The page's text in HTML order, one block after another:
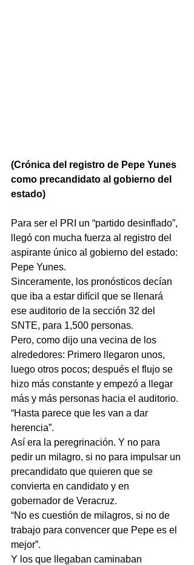
(Crónica del registro de Pepe Yunes
como precandidato al gobierno del
estado)
Para ser el PRI un “partido desinflado”,
llegó con mucha fuerza al registro del
aspirante único al gobierno del estado:
Pepe Yunes.
Sinceramente, los pronósticos decían
que iba a estar difícil que se llenará
ese auditorio de la sección 32 del
SNTE, para 1,500 personas.
Pero, como dijo una vecina de los
alrededores: Primero llegaron unos,
luego otros pocos; después el flujo se
hizo más constante y empezó a llegar
más y más personas hacia el auditorio.
“Hasta parece que les van a dar
herencia”.
Así era la peregrinación. Y no para
pedir un milagro, si no para impulsar un
precandidato que quieren que se
convierta en candidato y en
gobernador de Veracruz.
“No es cuestión de milagros, si no de
trabajo para convencer que Pepe es el
mejor”.
Y los que llegaban caminaban